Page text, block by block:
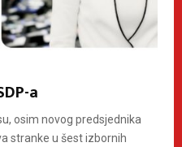
a
osim novog predsjednika
stranke u šest izbornih